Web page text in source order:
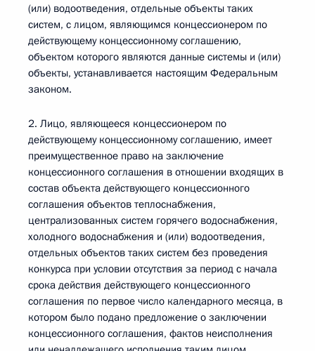
(или) водоотведения, отдельные объекты таких
систем, с лицом, являющимся концессионером по
действующему концессионному соглашению,
объектом которого являются данные системы и (или)
объекты, устанавливается настоящим Федеральным
законом.
2. Лицо, являющееся концессионером по
действующему концессионному соглашению, имеет
преимущественное право на заключение
концессионного соглашения в отношении входящих в
состав объекта действующего концессионного
соглашения объектов теплоснабжения,
централизованных систем горячего водоснабжения,
холодного водоснабжения и (или) водоотведения,
отдельных объектов таких систем без проведения
конкурса при условии отсутствия за период с начала
срока действия действующего концессионного
соглашения по первое число календарного месяца, в
котором было подано предложение о заключении
концессионного соглашения, фактов неисполнения